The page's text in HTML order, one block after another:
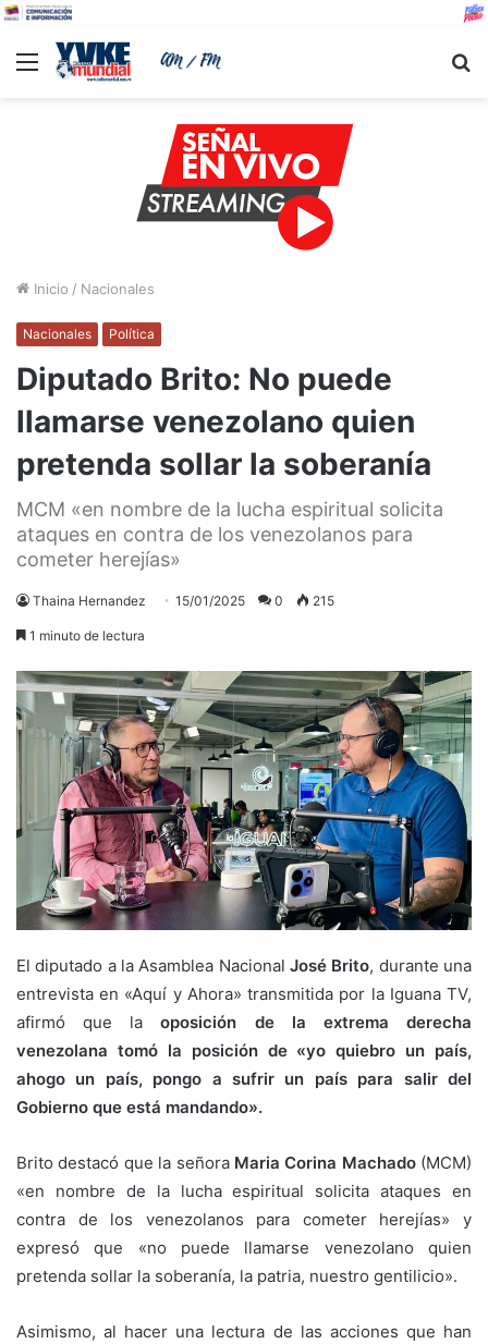
Menu
Inicio / Nacionales
Nacionales Política
Diputado Brito: No puede
llamarse venezolano quien
pretenda sollar la soberanía
MCM «en nombre de la lucha espiritual solicita
ataques en contra de los venezolanos para
cometer herejías»
Thaina Hernandez 15/01/2025 0 215
1 minuto de lectura
El diputado a la Asamblea Nacional José Brito, durante una
entrevista en «Aquí y Ahora» transmitida por la Iguana TV,
afirmó que laoposición de la extrema derecha
venezolana tomó la posición de «yo quiebro un país,
ahogo un país, pongo a sufrir un país para salir del
Gobierno que está mandando».
Brito destacó que la señora Maria Corina Machado(MCM)
«en nombre de la lucha espiritual solicita ataques en
contra de los venezolanos para cometer herejías» y
expresó que «no puede llamarse venezolano quien
pretenda sollar la soberanía, la patria, nuestro gentilicio».
Asimismo, al hacer una lectura de las acciones que han